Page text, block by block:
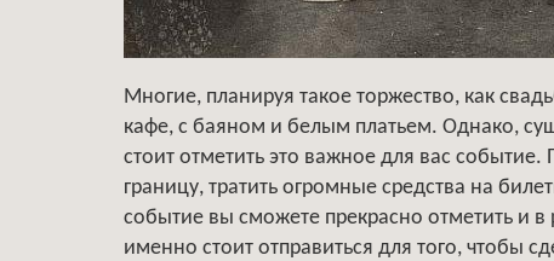
Многие, планируя такое торжество, как
кафе, с баяном и белым платьем. Однако,
стоит отметить это важное для вас
границу, тратить огромные средства на
событие вы сможете прекрасно отметить и
именно стоит отправиться для того, чтобы